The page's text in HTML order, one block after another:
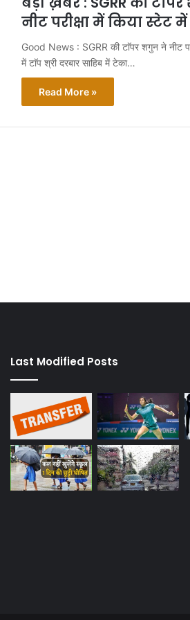
नीट परीक्षा में किया स्टेट
Good News : SGRR की टाॅपर शगुन ने नीट
में टाॅप श्री दरबार साहिब में टेका…
Read More »
Last Modified Posts